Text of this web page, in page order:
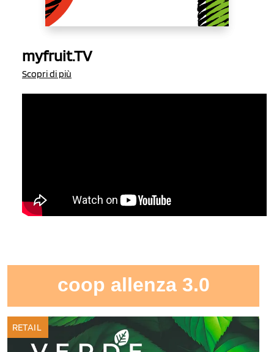
myfruit.TV
Scopri di più
coop allenza 3.0
RETAIL